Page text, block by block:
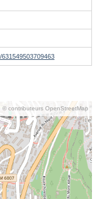
© contributeurs OpenStreetMap